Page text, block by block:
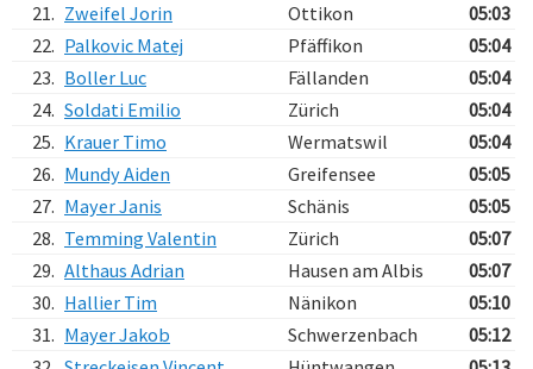
21. Zweifel Jorin Ottikon
05:03
22. Palkovic Matej Pfäffikon
05:04
23. Boller Luc Fällanden
05:04
24. Soldati Emilio Zürich
05:04
25. Krauer Timo Wermatswil
05:04
26. Mundy Aiden Greifensee
05:05
27. Mayer Janis Schänis
05:05
28. Temming Valentin Zürich
05:07
29. Althaus Adrian Hausen am Albis
05:07
30. Hallier Tim Nänikon
05:10
31. Mayer Jakob Schwerzenbach
05:12